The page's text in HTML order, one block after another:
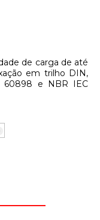
de carga de até
em trilho DIN,
60898 e NBR IEC